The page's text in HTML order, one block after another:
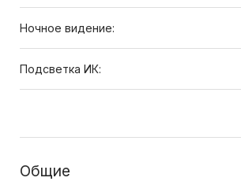
Ночное видение:
Подсветка ИК:
Общие